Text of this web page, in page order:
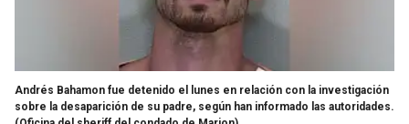
Andrés Bahamon fue detenido el lunes en relación con la investigación
sobre la desaparición de su padre, según han informado las autoridades.